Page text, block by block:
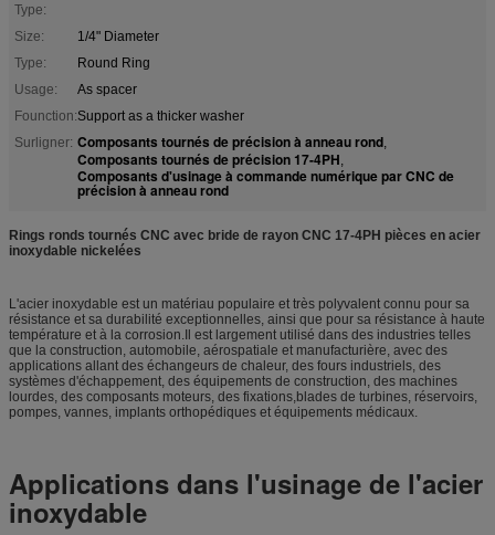
Type:
Size:
1/4" Diameter
Type:
Round Ring
Usage:
As spacer
Founction:Support as a thicker washer
Surligner: Composants tournés de précision à anneau rond,
Composants tournés de précision 17-4PH,
Composants d'usinage à commande numérique par CNC de
précision à anneau rond
Rings ronds tournés CNC avec bride de rayon CNC 17-4PH pièces en acier
inoxydable nickelées
L'acier inoxydable est un matériau populaire et très polyvalent connu pour sa
résistance et sa durabilité exceptionnelles, ainsi que pour sa résistance à haute
température et à la corrosion.Il est largement utilisé dans des industries telles
que la construction, automobile, aérospatiale et manufacturière, avec des
applications allant des échangeurs de chaleur, des fours industriels, des
systèmes d'échappement, des équipements de construction, des machines
lourdes, des composants moteurs, des fixations,blades de turbines, réservoirs,
pompes, vannes, implants orthopédiques et équipements médicaux.
Applications dans l'usinage de l'acier
inoxydable